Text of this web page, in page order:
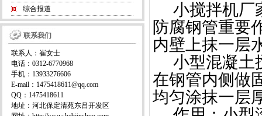
综合报道
联系我们
联系人：崔女士
电话：0312-6770968
手机：13933276606
E-mail：1475418611@qq.com
QQ：1475418611
地址：河北保定清苑东吕开发区
小搅拌机厂
防腐钢管重要
内壁上抹一层
小型混凝土
在钢管内侧做
均匀涂抹一层